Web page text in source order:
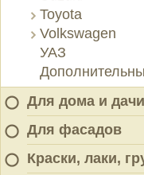
Toyota
Volkswagen
УАЗ
Для дома и дачи
Для фасадов
Краски, лаки,